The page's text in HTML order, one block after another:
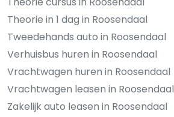
Theorie in 1 dag in Roosendaal
Tweedehands auto in Roosendaal
Verhuisbus huren in Roosendaal
Vrachtwagen huren in Roosendaal
Vrachtwagen leasen in Roosendaal
Zakelijk auto leasen in Roosendaal